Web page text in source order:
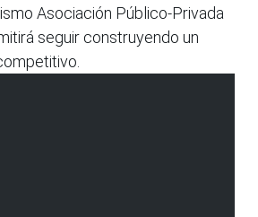
Asociación Público-Privada
seguir construyendo un